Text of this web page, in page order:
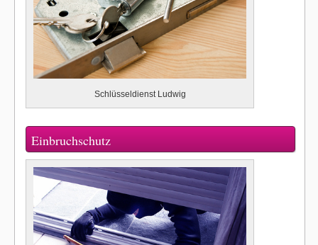
Schlüsseldienst Ludwig
Einbruchschutz